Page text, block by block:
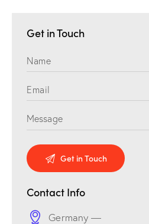
Get in Touch
Contact Info
Germany —